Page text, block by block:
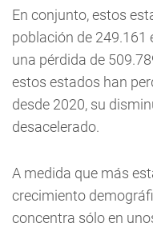
En conjunto, estos
población de 249.161
una pérdida de
estos estados han
desde 2020, su
desacelerado.
A medida que más
crecimiento
concentra sólo en